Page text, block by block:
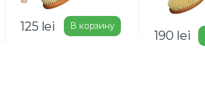
125 lei В корзину
190 lei